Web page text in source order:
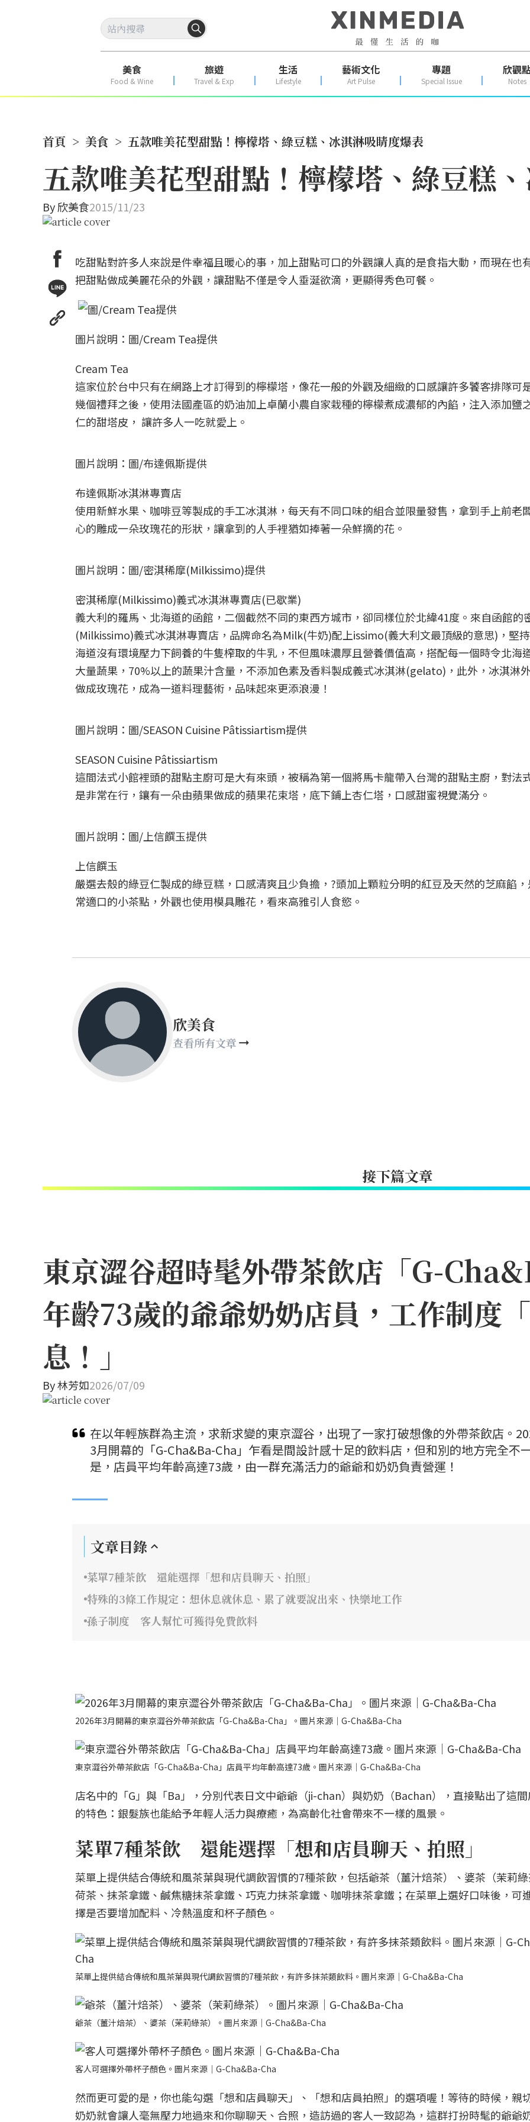
美食
Food & Wine
旅遊
Travel & Exp
生活
Lifestyle
藝術文化
Art Pulse
專題
Special Issue
欣觀
Notes
首頁 > 美食 > 五款唯美花型甜點！檸檬塔、綠豆糕、冰淇淋吸睛度爆表
五款唯美花型甜點！檸檬塔、綠豆糕
By欣美食2015/11/23
吃甜點對許多人來說是件幸福且暖心的事，加上甜點可口的外觀讓人真的是食指大動，而現在也
把甜點做成美麗花朵的外觀，讓甜點不僅是令人垂涎欲滴，更顯得秀色可餐。
圖片說明：圖/Cream Tea提供
Cream Tea
這家位於台中只有在網路上才訂得到的檸檬塔，像花一般的外觀及細緻的口感讓許多饕客排隊可
幾個禮拜之後，使用法國產區的奶油加上卓蘭小農自家栽種的檸檬煮成濃郁的內餡，注入添加鹽
仁的甜塔皮， 讓許多人一吃就愛上。
圖片說明：圖/布達佩斯提供
布達佩斯冰淇淋專賣店
使用新鮮水果、咖啡豆等製成的手工冰淇淋，每天有不同口味的組合並限量發售，拿到手上前老
心的雕成一朵玫瑰花的形狀，讓拿到的人手裡猶如捧著一朵鮮摘的花。
圖片說明：圖/密淇稀摩(Milkissimo)提供
密淇稀摩(Milkissimo)義式冰淇淋專賣店(已歇業)
義大利的羅馬、北海道的函館，二個截然不同的東西方城市，卻同樣位於北緯41度。來自函館的
(Milkissimo)義式冰淇淋專賣店，品牌命名為Milk(牛奶)配上issimo(義大利文最頂級的意思)，堅
海道沒有環境壓力下飼養的牛隻榨取的牛乳，不但風味濃厚且營養價值高，搭配每一個時令北海
大量蔬果，70%以上的蔬果汁含量，不添加色素及香料製成義式冰淇淋(gelato)，此外，冰淇淋
做成玫瑰花，成為一道料理藝術，品味起來更添浪漫！
圖片說明：圖/SEASON Cuisine Pâtissiartism提供
SEASON Cuisine Pâtissiartism
這間法式小館裡頭的甜點主廚可是大有來頭，被稱為第一個將馬卡龍帶入台灣的甜點主廚，對法
是非常在行，鑲有一朵由蘋果做成的蘋果花束塔，底下鋪上杏仁塔，口感甜蜜視覺滿分。
圖片說明：圖/上信饌玉提供
上信饌玉
嚴選去殼的綠豆仁製成的綠豆糕，口感清爽且少負擔，?頭加上顆粒分明的紅豆及天然的芝麻餡
常適口的小茶點，外觀也使用模具雕花，看來高雅引人食慾。
欣美食
查看所有文章
接下篇文章
東京澀谷超時髦外帶茶飲店「G-
年齡73歲的爺爺奶奶店員，工作制度
息！」
By林芳如2026/07/09
在以年輕族群為主流，求新求變的東京澀谷，出現了一家打破想像的外帶茶飲店。
3月開幕的「G-Cha&Ba-Cha」乍看是間設計感十足的飲料店，但和別的地方完全不
是，店員平均年齡高達73歲，由一群充滿活力的爺爺和奶奶負責營運！
文章目錄
菜單7種茶飲 還能選擇「想和店員聊天、拍照」
特殊的3條工作規定：想休息就休息、累了就要說出來、快樂地工作
孫子制度 客人幫忙可獲得免費飲料
2026年3月開幕的東京澀谷外帶茶飲店「G-Cha&Ba-Cha」。圖片來源｜G-Cha&Ba-Cha
東京澀谷外帶茶飲店「G-Cha&Ba-Cha」店員平均年齡高達73歲。圖片來源｜G-Cha&Ba-Cha
店名中的「G」與「Ba」，分別代表日文中爺爺（ji-chan）與奶奶（Bachan），直接點出了這
的特色：銀髮族也能給予年輕人活力與療癒，為高齡化社會帶來不一樣的風景。
菜單7種茶飲 還能選擇「想和店員聊天、拍照」
菜單上提供結合傳統和風茶葉與現代調飲習慣的7種茶飲，包括爺茶（薑汁焙茶）、婆茶（茉莉
荷茶、抹茶拿鐵、鹹焦糖抹茶拿鐵、巧克力抹茶拿鐵、咖啡抹茶拿鐵；在菜單上選好口味後，可
擇是否要增加配料、冷熱溫度和杯子顏色。
菜單上提供結合傳統和風茶葉與現代調飲習慣的7種茶飲，有許多抹茶類飲料。圖片來源｜G-Cha&Ba-Cha
爺茶（薑汁焙茶）、婆茶（茉莉綠茶）。圖片來源｜G-Cha&Ba-Cha
客人可選擇外帶杯子顏色。圖片來源｜G-Cha&Ba-Cha
然而更可愛的是，你也能勾選「想和店員聊天」、「想和店員拍照」的選項喔！等待的時候，親
奶奶就會讓人毫無壓力地過來和你聊聊天、合照，造訪過的客人一致認為，這群打扮時髦的爺爺